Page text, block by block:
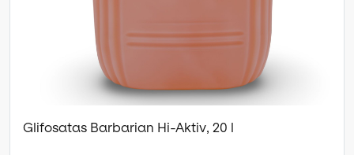
Glifosatas Barbarian Hi-Aktiv, 20 l